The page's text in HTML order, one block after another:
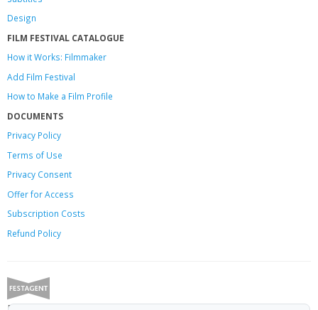
Design
FILM FESTIVAL CATALOGUE
How it Works: Filmmaker
Add Film Festival
How to Make a Film Profile
DOCUMENTS
Privacy Policy
Terms of Use
Privacy Consent
Offerfor Access
Subscription Costs
Refund Policy